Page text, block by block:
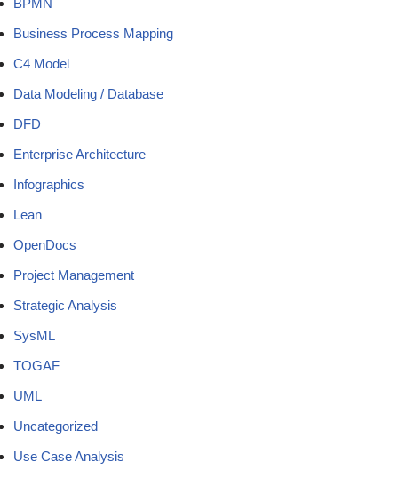
BPMN
Business Process Mapping
C4 Model
Data Modeling / Database
DFD
Enterprise Architecture
Infographics
Lean
OpenDocs
Project Management
Strategic Analysis
SysML
TOGAF
UML
Uncategorized
Use Case Analysis